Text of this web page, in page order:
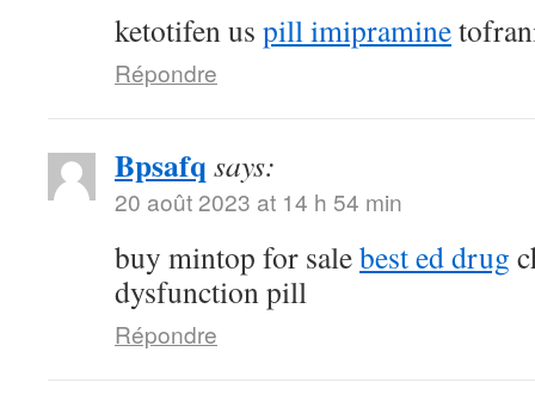
ketotifen us pill imipramine
Répondre
Bpsafq says:
20 août 2023 at 14 h 54 min
buy mintop for salebest ed drug
dysfunction pill
Répondre